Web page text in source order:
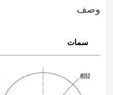
وصف
سمات